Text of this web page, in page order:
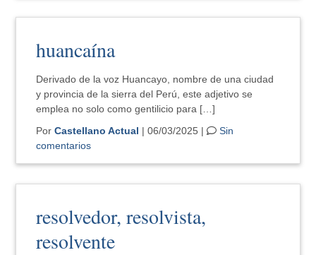
huancaína
Derivado de la voz Huancayo, nombre de una ciudad
y provincia de la sierra del Perú, este adjetivo se
emplea no solo como gentilicio para […]
PorCastellano Actual | 06/03/2025 |
Sin
comentarios
resolvedor, resolvista,
resolvente